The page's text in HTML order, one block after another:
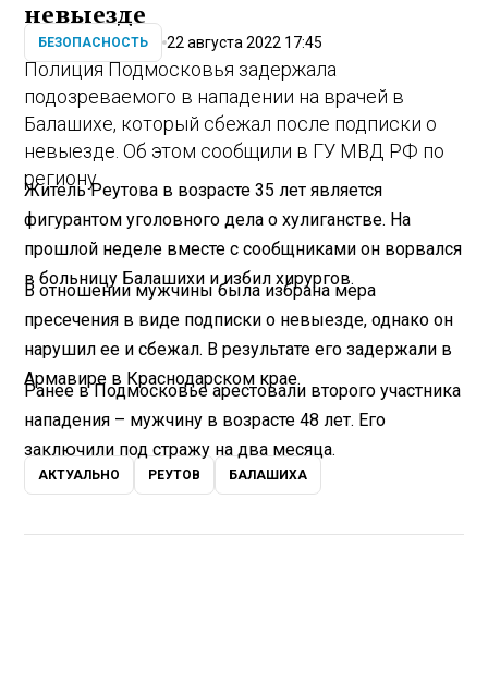
невыезде
БЕЗОПАСНОСТЬ 22 августа 2022 17:45
Полиция Подмосковья задержала
подозреваемого в нападении на врачей в
Балашихе, который сбежал после подписки о
невыезде. Об этом сообщили в ГУ МВД РФ по
региону.
Житель Реутова в возрасте 35 лет является
фигурантом уголовного дела о хулиганстве. На
прошлой неделе вместе с сообщниками он ворвался
в больницу Балашихи и избил хирургов.
В отношении мужчины была избрана мера
пресечения в виде подписки о невыезде, однако он
нарушил ее и сбежал. В результате его задержали в
Армавире в Краснодарском крае.
Ранее в Подмосковье арестовали второго участника
нападения – мужчину в возрасте 48 лет. Его
заключили под стражу на два месяца.
АКТУАЛЬНО РЕУТОВ БАЛАШИХА